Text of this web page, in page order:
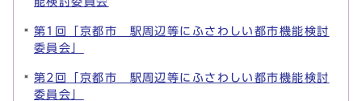
第1回「京都市 駅周辺等にふさわしい都市機能検討
委員会」
第2回「京都市 駅周辺等にふさわしい都市機能検討
委員会」